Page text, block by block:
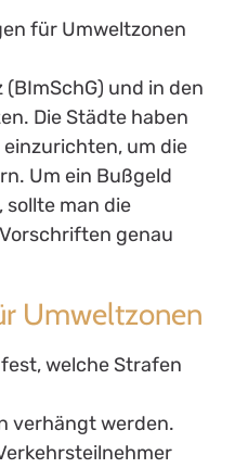
für Umweltzonen
und in den
Die Städte haben
einzurichten, um die
Um ein Bußgeld
man die
genau
Umweltzonen
welche Strafen
verhängt werden.